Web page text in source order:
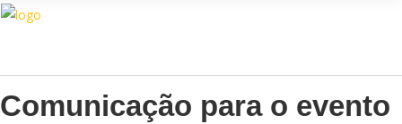
Comunicação para o evento
B22